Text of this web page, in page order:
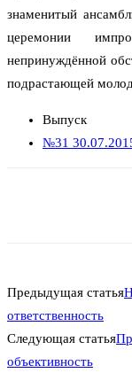
знаменитый
церемонии
непринуждённой
подрастающей
Выпуск
№31
Предыдущая статья
ответственность
Следующая статья
объективность